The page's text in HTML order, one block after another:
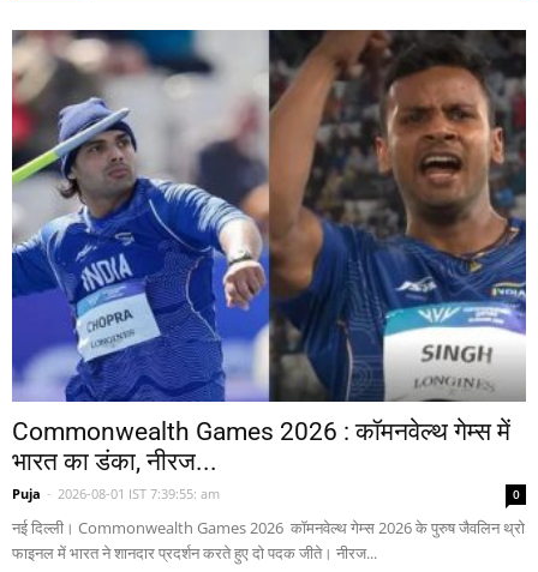
Commonwealth Games 2026 : कॉमनवेल्थ गेम्स में
भारत का डंका, नीरज...
Puja - 2026-08-01 IST 7:39:55: am 0
नई दिल्ली। Commonwealth Games 2026 कॉमनवेल्थ गेम्स 2026 के पुरुष जैवलिन थ्रो
फाइनल में भारत ने शानदार प्रदर्शन करते हुए दो पदक जीते। नीरज...